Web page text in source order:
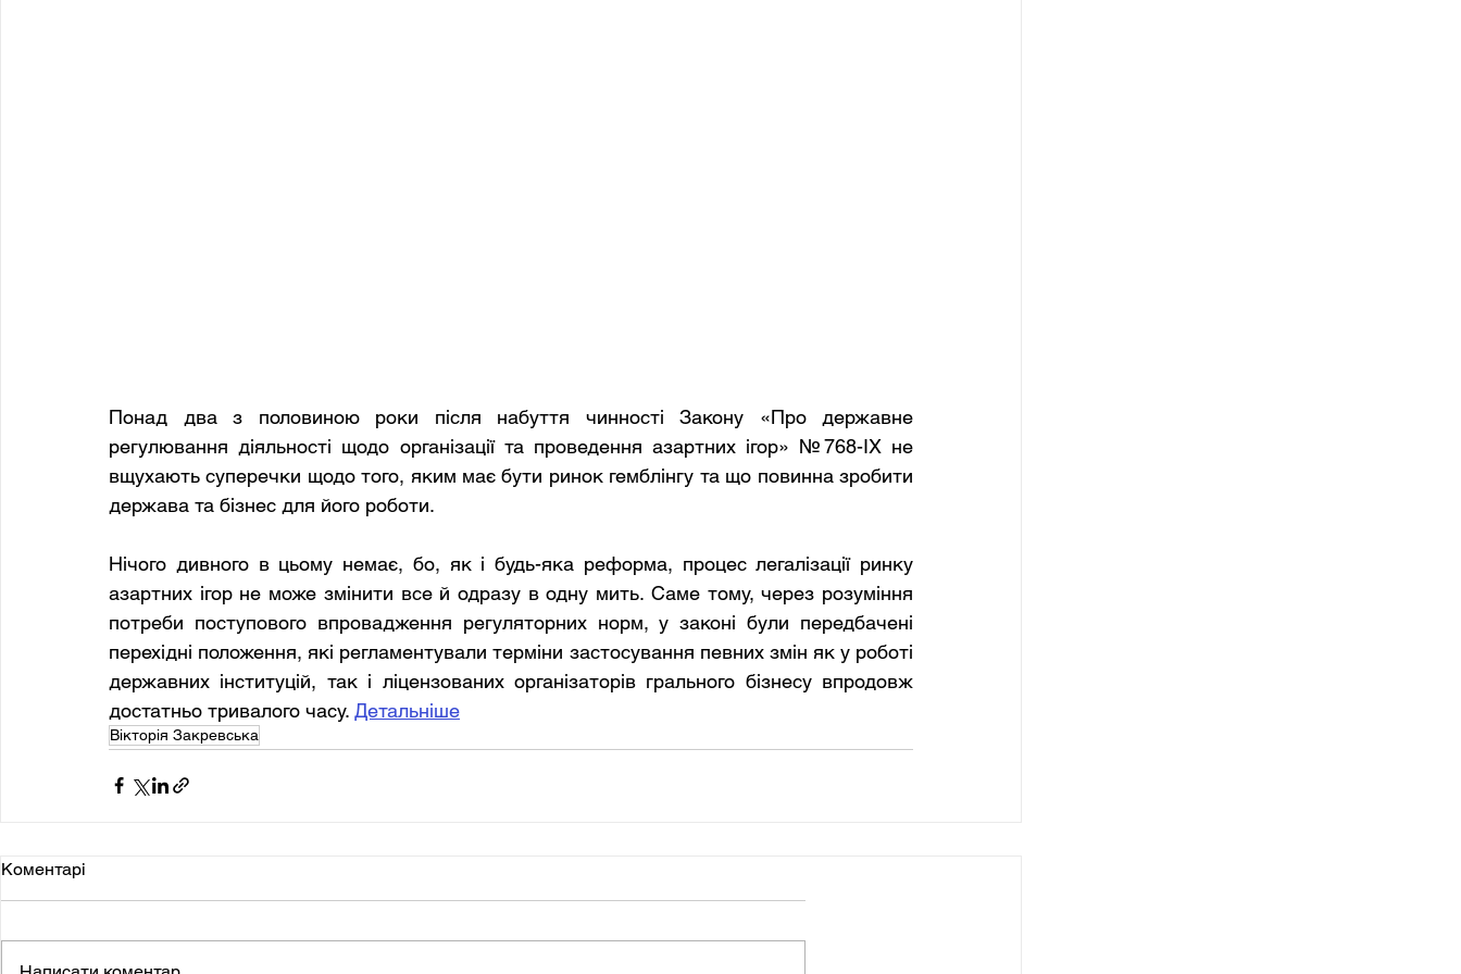
Понад два з половиною роки після набуття чинності Закону «Про державне
регулювання діяльності щодо організації та проведення азартних ігор» №768-IX не
вщухають суперечки щодо того, яким має бути ринок гемблінгу та що повинна зробити
держава та бізнес для його роботи.
Нічого дивного в цьому немає, бо, як і будь-яка реформа, процес легалізації ринку
азартних ігор не може змінити все й одразу в одну мить. Саме тому, через розуміння
потреби поступового впровадження регуляторних норм, у законі були передбачені
перехідні положення, які регламентували терміни застосування певних змін як у роботі
державних інституцій, так і ліцензованих організаторів грального бізнесу впродовж
достатньо тривалого часу. Детальніше
Вікторія Закревська
Коментарі